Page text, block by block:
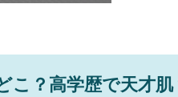
？高学歴で天才